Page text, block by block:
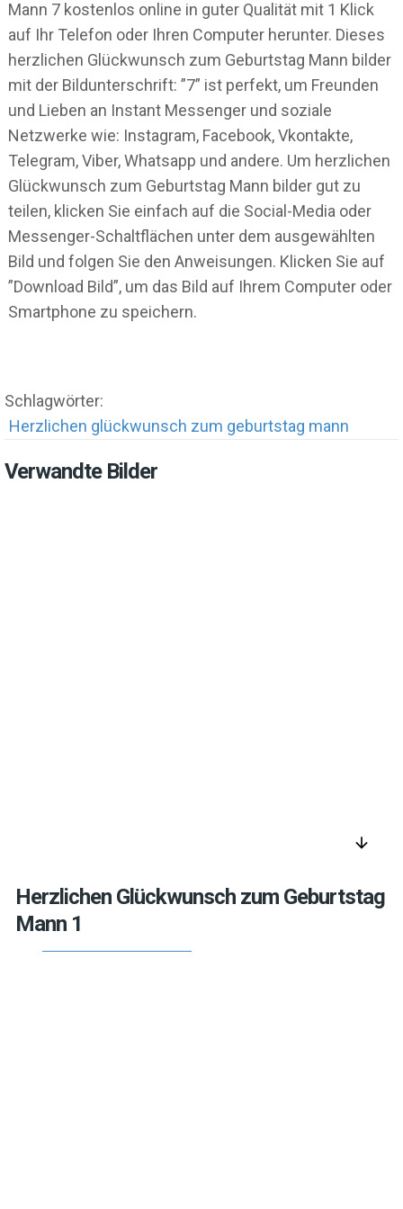
Mann 7 kostenlos online in guter Qualität mit 1 Klick
auf Ihr Telefon oder Ihren Computer herunter. Dieses
herzlichen Glückwunsch zum Geburtstag Mann bilder
mit der Bildunterschrift: ”7” ist perfekt, um Freunden
und Lieben an Instant Messenger und soziale
Netzwerke wie: Instagram, Facebook, Vkontakte,
Telegram, Viber, Whatsapp und andere. Um herzlichen
Glückwunsch zum Geburtstag Mann bilder gut zu
teilen, klicken Sie einfach auf die Social-Media oder
Messenger-Schaltflächen unter dem ausgewählten
Bild und folgen Sie den Anweisungen. Klicken Sie auf
”Download Bild”, um das Bild auf Ihrem Computer oder
Smartphone zu speichern.
Schlagwörter:
Herzlichen glückwunsch zum geburtstag mann
Verwandte Bilder
arrow_downward
Herzlichen Glückwunsch zum Geburtstag
Mann 1